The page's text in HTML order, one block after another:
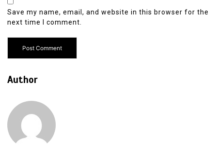
Save my name, email, and website in this browser for the
next time I comment.
Author